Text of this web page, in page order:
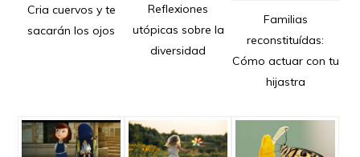
Cria cuervos y te
sacarán los ojos
Reflexiones
utópicas sobre la
diversidad
Familias
reconstituídas:
Cómo actuar con tu
hijastra